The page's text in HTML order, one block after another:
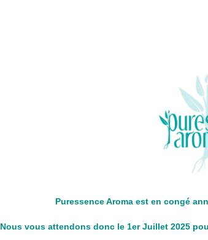
Puressence Aroma est en congé
Nous vous attendons donc le 1er Juillet 2025